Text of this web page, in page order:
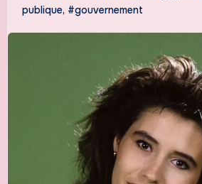
publique, #gouvernement